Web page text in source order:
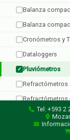
Balanza
Balanza
Cronómetros y
Dataloggers
✓ Pluviómetros
Refractómetros
Refractómetros
Temporizadores
Termobalanza
Tel: +593 2